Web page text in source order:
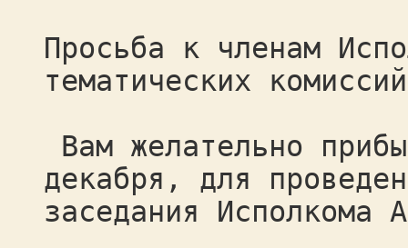
Просьба к членам
тематических
Вам желательно
декабря, для
заседания Исполкома